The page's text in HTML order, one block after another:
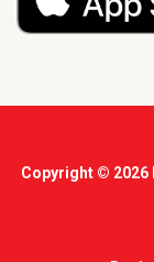
Copyright © 2026